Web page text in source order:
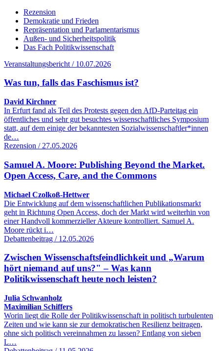
Rezension
Demokratie und Frieden
Repräsentation und Parlamentarismus
Außen- und Sicherheitspolitik
Das Fach Politikwissenschaft
Veranstaltungsbericht / 10.07.2026
Was tun, falls das Faschismus ist?
David Kirchner
In Erfurt fand als Teil des Protests gegen den AfD-Parteitag ein
öffentliches und sehr gut besuchtes wissenschaftliches Symposium
statt, auf dem einige der bekanntesten Sozialwissenschaftler*innen
de…
Rezension / 27.05.2026
Samuel A. Moore: Publishing Beyond the Market.
Open Access, Care, and the Commons
Michael Czolkoß-Hettwer
Die Entwicklung auf dem wissenschaftlichen Publikationsmarkt
geht in Richtung Open Access, doch der Markt wird weiterhin von
einer Handvoll kommerzieller Akteure kontrolliert. Samuel A.
Moore rückt i…
Debattenbeitrag / 12.05.2026
Zwischen Wissenschaftsfeindlichkeit und „Warum
hört niemand auf uns?" – Was kann
Politikwissenschaft heute noch leisten?
Julia Schwanholz
Maximilian Schiffers
Worin liegt die Rolle der Politikwissenschaft in politisch turbulenten
Zeiten und wie kann sie zur demokratischen Resilienz beitragen,
ohne sich politisch vereinnahmen zu lassen? Entlang von sieben
L…